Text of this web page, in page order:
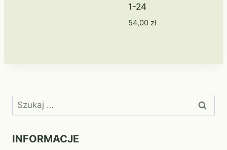
1-24
54,00 zł
Szukaj:
INFORMACJE